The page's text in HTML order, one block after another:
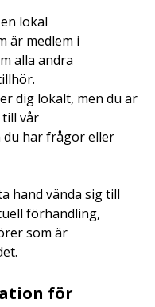
lokal
är medlem i
alla andra
dig lokalt, men du är
vår
du har frågor eller
hand vända sig till
förhandling,
som är
för